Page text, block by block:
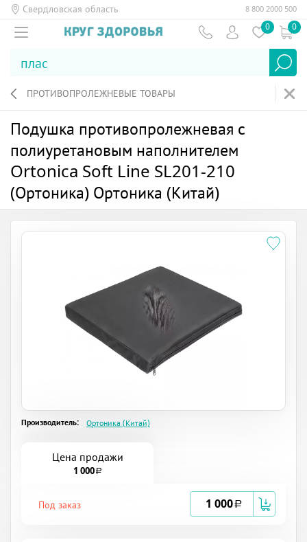
Свердловская область 8 800 2000 500
0 0
ПРОТИВОПРОЛЕЖНЕВЫЕ ТОВАРЫ
Подушка противопролежневая с
полиуретановым наполнителем
Ortonica Soft Line SL201-210
(Ортоника) Ортоника (Китай)
Производитель: Ортоника (Китай)
Цена продажи
1 000a
Под заказ 1 000a